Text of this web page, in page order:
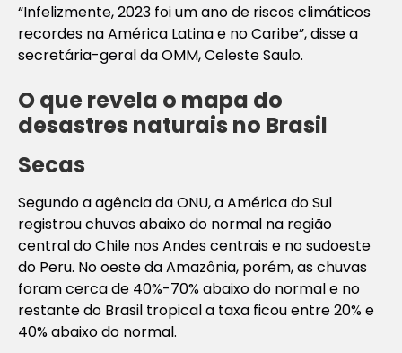
“Infelizmente, 2023 foi um ano de riscos climáticos
recordes na América Latina e no Caribe”, disse a
secretária-geral da OMM, Celeste Saulo.
O que revela o mapa do
desastres naturais no Brasil
Secas
Segundo a agência da ONU, a América do Sul
registrou chuvas abaixo do normal na região
central do Chile nos Andes centrais e no sudoeste
do Peru. No oeste da Amazônia, porém, as chuvas
foram cerca de 40%-70% abaixo do normal e no
restante do Brasil tropical a taxa ficou entre 20% e
40% abaixo do normal.